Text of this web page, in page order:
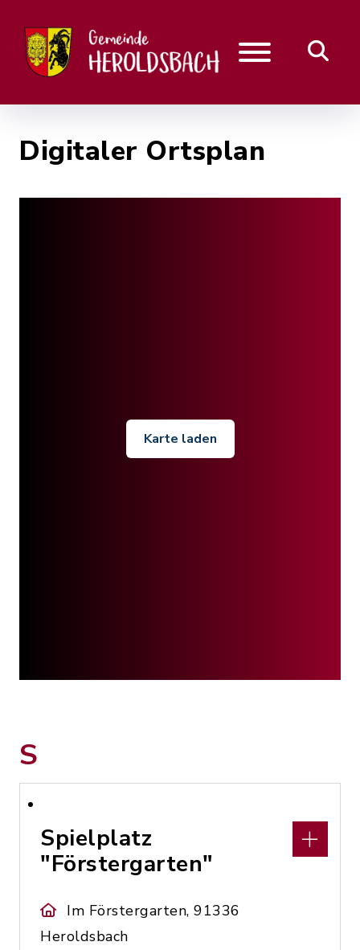
Digitaler Ortsplan
Karte laden
S
Spielplatz
"Förstergarten"
Im Förstergarten, 91336
Heroldsbach